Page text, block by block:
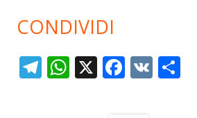
CONDIVIDI
T W X F V